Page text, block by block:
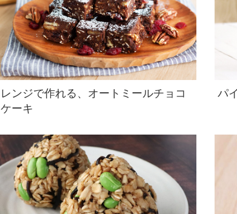
レンジで作れる、オートミールチョコ
ケーキ
パ